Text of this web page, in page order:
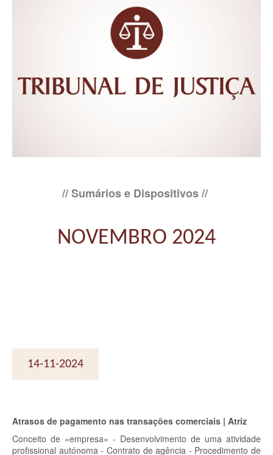
// Sumários e Dispositivos //
NOVEMBRO 2024
14-11-2024
Atrasos de pagamento nas transações comerciais | Atriz
Conceito de «empresa» - Desenvolvimento de uma atividade
profissional autónoma - Contrato de agência - Procedimento de